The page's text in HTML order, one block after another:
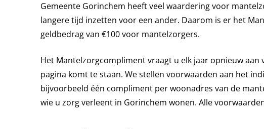
Gemeente Gorinchem heeft veel waardering voor
langere tijd inzetten voor een ander. Daarom is er het
geldbedrag van €100 voor mantelzorgers.
Het Mantelzorgcompliment vraagt u elk jaar opnieuw
pagina komt te staan. We stellen voorwaarden aan het
bijvoorbeeld één compliment per woonadres van de
wie u zorg verleent in Gorinchem wonen. Alle